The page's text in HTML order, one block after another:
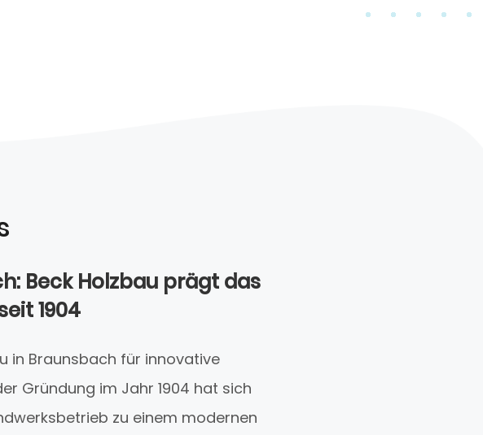
Beck Holzbau prägt das
1904
in Braunsbach für innovative
Gründung im Jahr 1904 hat sich
zu einem modernen